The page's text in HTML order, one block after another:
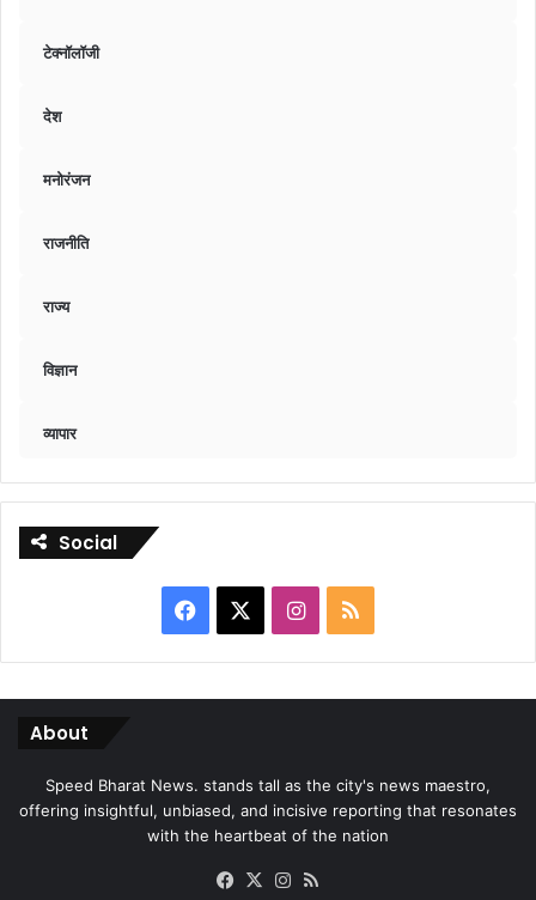
टेक्नॉलॉजी
देश
मनोरंजन
राजनीति
राज्य
विज्ञान
व्यापार
Social
Facebook Instagram
RSS
About
Speed Bharat News. stands tall as the city's news maestro,
offering insightful, unbiased, and incisive reporting that resonates
with the heartbeat of the nation
Facebook
X Instagram